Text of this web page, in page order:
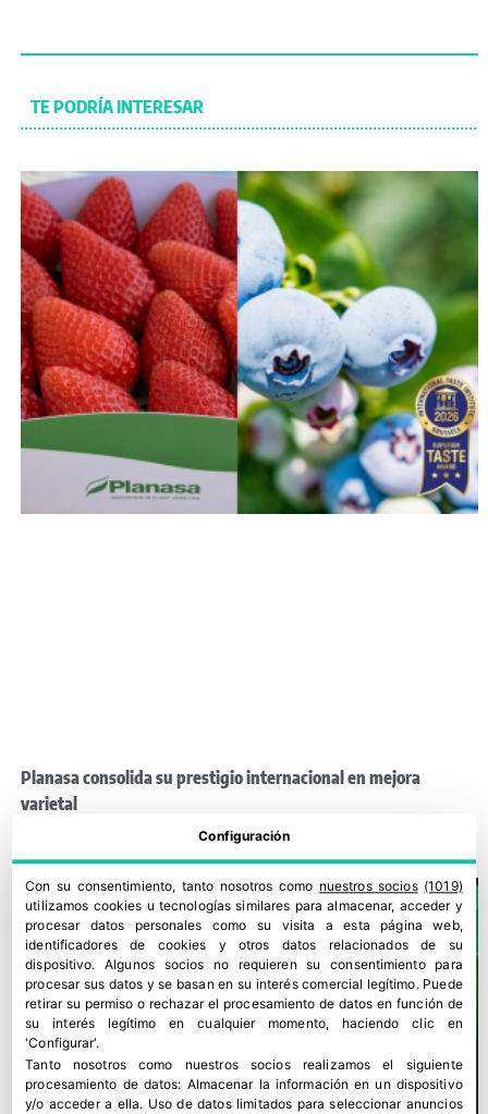
TE PODRÍA INTERESAR
Planasa consolida su prestigio internacional en mejora
varietal
Configuración
Con su consentimiento, tanto nosotros como nuestros socios (1019)
utilizamos cookies u tecnologías similares para almacenar, acceder y
procesar datos personales como su visita a esta página web,
identificadores de cookies y otros datos relacionados de su
dispositivo. Algunos socios no requieren su consentimiento para
procesar sus datos y se basan en su interés comercial legítimo. Puede
retirar su permiso o rechazar el procesamiento de datos en función de
su interés legítimo en cualquier momento, haciendo clic en
'Configurar'.
Tanto nosotros como nuestros socios realizamos el siguiente
procesamiento de datos: Almacenar la información en un dispositivo
y/o acceder a ella. Uso de datos limitados para seleccionar anuncios